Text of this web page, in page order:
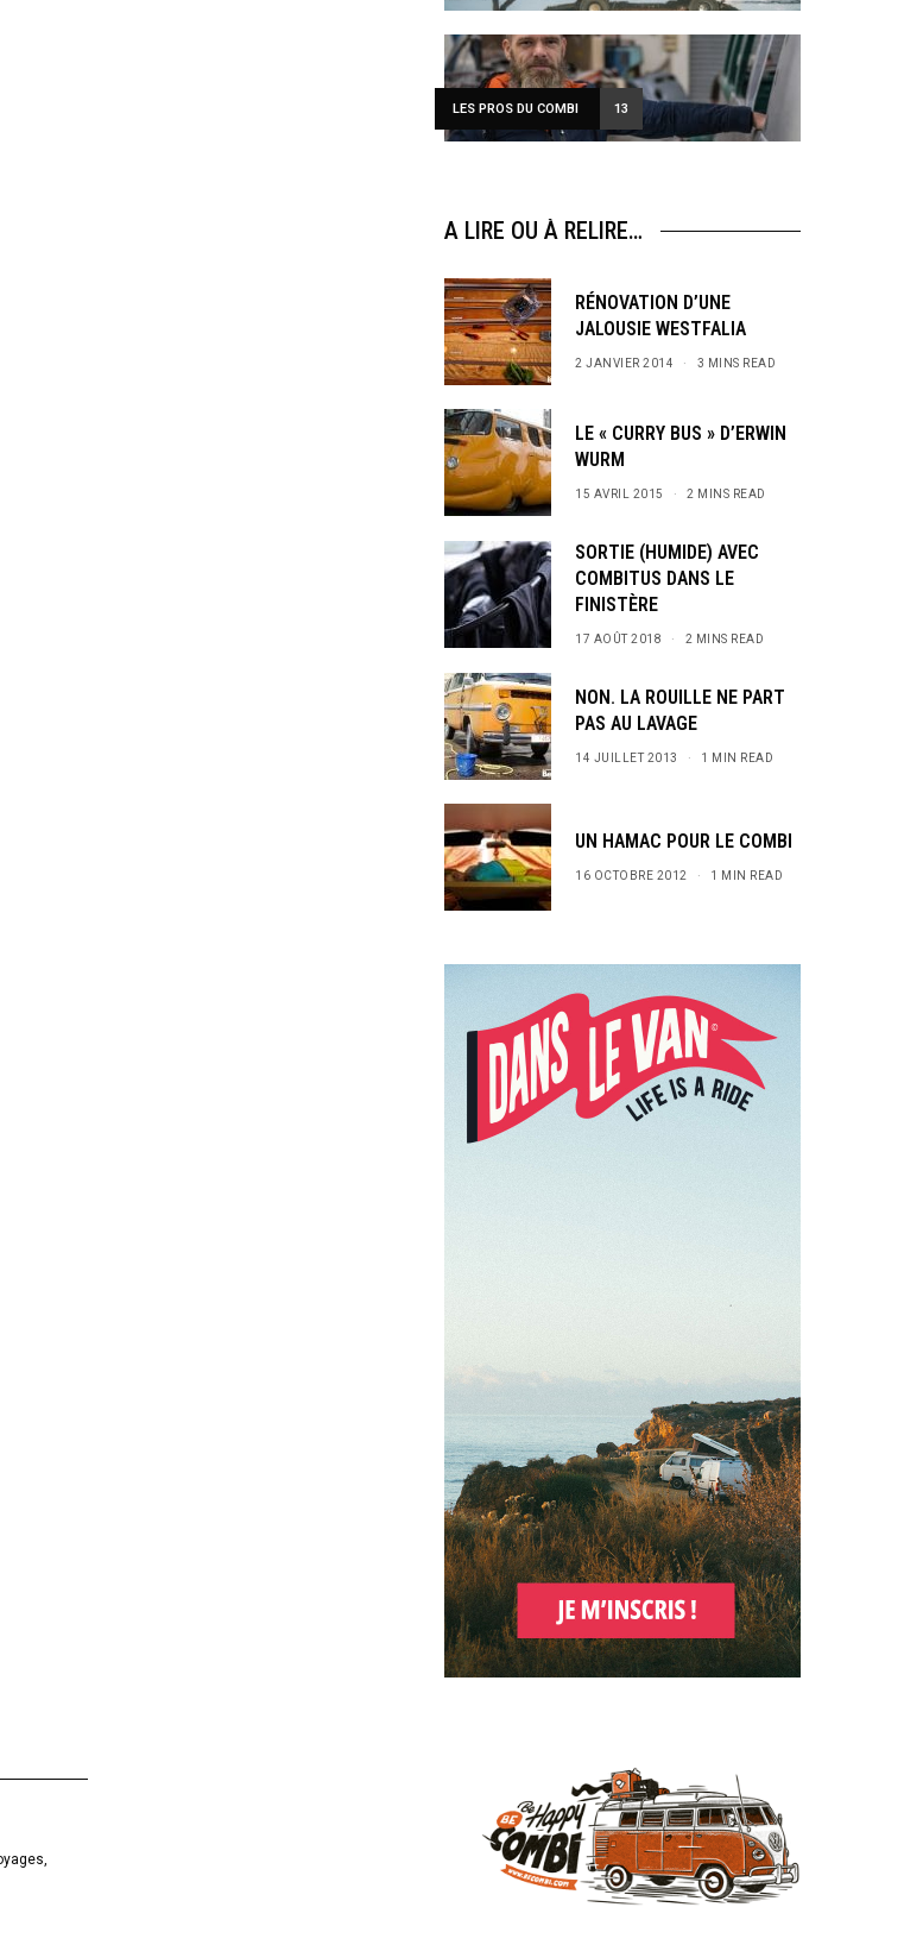
LES PROS DU COMBI 13
A LIRE OU À RELIRE…
RÉNOVATION D’UNE
JALOUSIE WESTFALIA
2 JANVIER 2014 3 MINS READ
LE « CURRY BUS » D’ERWIN
WURM
15 AVRIL 2015 2 MINS READ
SORTIE (HUMIDE) AVEC
COMBITUS DANS LE
FINISTÈRE
17 AOÛT 2018 2 MINS READ
NON. LA ROUILLE NE PART
PAS AU LAVAGE
14 JUILLET 2013 1 MIN READ
UN HAMAC POUR LE COMBI
16 OCTOBRE 2012 1 MIN READ